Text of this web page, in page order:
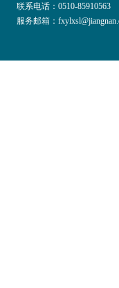
联系电话：0510-
服务邮箱：